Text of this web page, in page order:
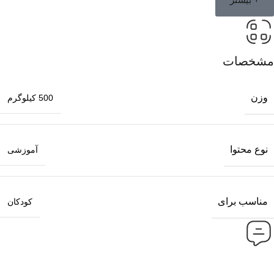
مشخصات
وزن 500 کیلوگرم
نوع محتوا آموزشی
مناسب برای کودکان